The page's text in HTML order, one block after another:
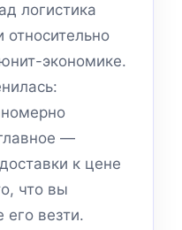
логистика
экономике.
—
к цене
что вы
везти.